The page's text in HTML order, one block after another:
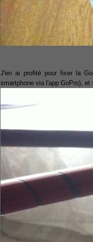
J'en ai profité pour fixer la
smartphone via l'app GoPro),